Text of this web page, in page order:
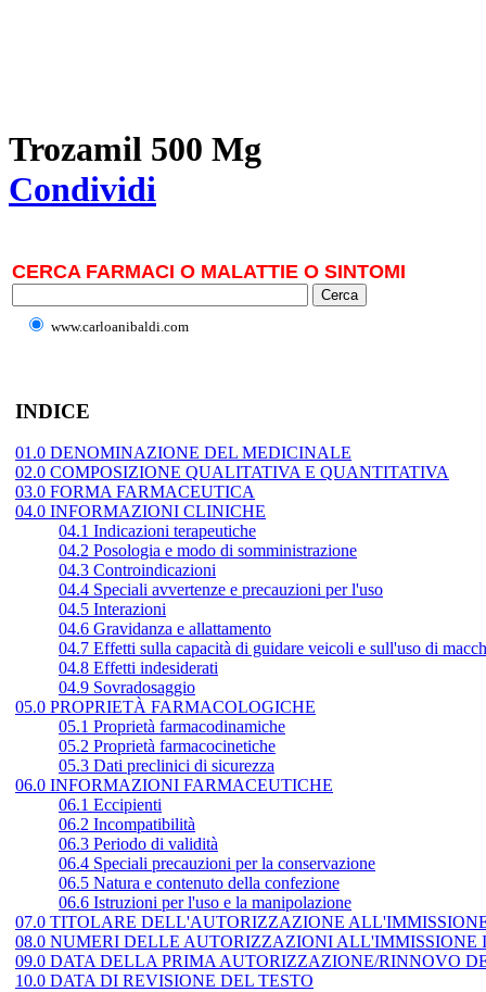
Trozamil 500 Mg
Condividi
CERCA FARMACI O MALATTIE O SINTOMI
www.carloanibaldi.com
INDICE
01.0 DENOMINAZIONE DEL MEDICINALE
02.0 COMPOSIZIONE QUALITATIVA E QUANTITATIVA
03.0 FORMA FARMACEUTICA
04.0 INFORMAZIONI CLINICHE
04.1 Indicazioni terapeutiche
04.2 Posologia e modo di somministrazione
04.3 Controindicazioni
04.4 Speciali avvertenze e precauzioni per l'uso
04.5 Interazioni
04.6 Gravidanza e allattamento
04.7 Effetti sulla capacità di guidare veicoli e sull'uso di
04.8 Effetti indesiderati
04.9 Sovradosaggio
05.0 PROPRIETÀ FARMACOLOGICHE
05.1 Proprietà farmacodinamiche
05.2 Proprietà farmacocinetiche
05.3 Dati preclinici di sicurezza
06.0 INFORMAZIONI FARMACEUTICHE
06.1 Eccipienti
06.2 Incompatibilità
06.3 Periodo di validità
06.4 Speciali precauzioni per la conservazione
06.5 Natura e contenuto della confezione
06.6 Istruzioni per l'uso e la manipolazione
07.0 TITOLARE DELL'AUTORIZZAZIONE
08.0 NUMERI DELLE AUTORIZZAZIONI ALL'IMMISSIONE
09.0 DATA DELLA PRIMA AUTORIZZAZIONE/RINNOVO
10.0 DATA DI REVISIONE DEL TESTO